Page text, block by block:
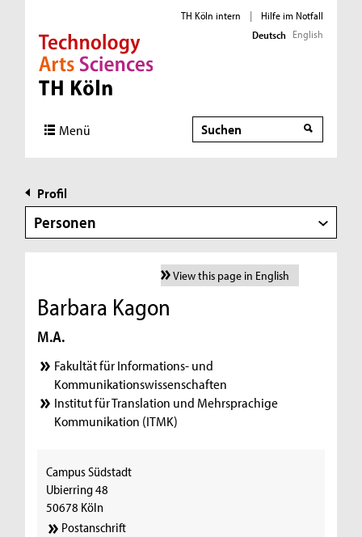
Direkt zur Hauptnavigation
Direkt zur Subnavigation
Direkt zum Inhalt
Direkt zum Fußbereich
TH Köln intern |
Hilfe im Notfall
Deutsch English
Menü Suche
Profil
Personen
View this page in English
Barbara Kagon
M.A.
Fakultät für Informations- und
Kommunikationswissenschaften
Institut für Translation und Mehrsprachige
Kommunikation (ITMK)
Campus Südstadt
Ubierring 48
50678 Köln
Postanschrift